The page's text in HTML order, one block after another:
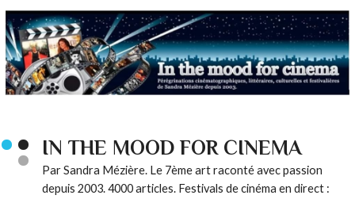
IN THE MOOD FOR CINEMA
Par Sandra Mézière. Le 7ème art raconté avec passion
depuis 2003. 4000 articles. Festivals de cinéma en direct :